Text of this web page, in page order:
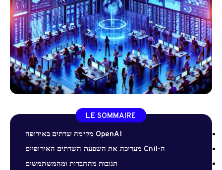
LE SOMMAIRE
OpenAI מקימה שרתים באירופה
ה-Cnil מעריכה את השפעת השרתים האירופיים
תגובות מהחברות ומהמשתמשים